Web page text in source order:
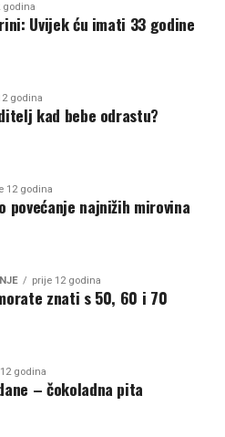
godina
Uvijek ću imati 33 godine
godina
kad bebe odrastu?
12 godina
povećanje najnižih mirovina
prije 12 godina
znati s 50, 60 i 70
godina
– čokoladna pita